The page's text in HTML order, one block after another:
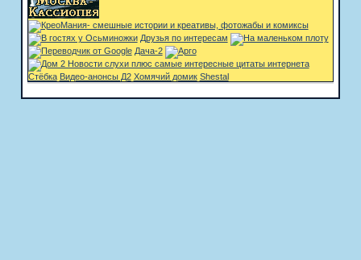
Друзья по интересам
Дача-2
Стёбка Видео-анонсы Д2 Хомячий домик Shestal